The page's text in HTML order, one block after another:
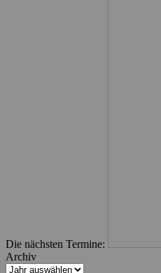
Die nächsten Termine:
Archiv